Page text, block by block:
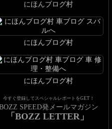
にほんブログ村
にほんブログ村
にほんブログ村
今すぐ登録してスペシャルレポートをGET！
SPEED発メールマガジン
「BOZZ LETTER」